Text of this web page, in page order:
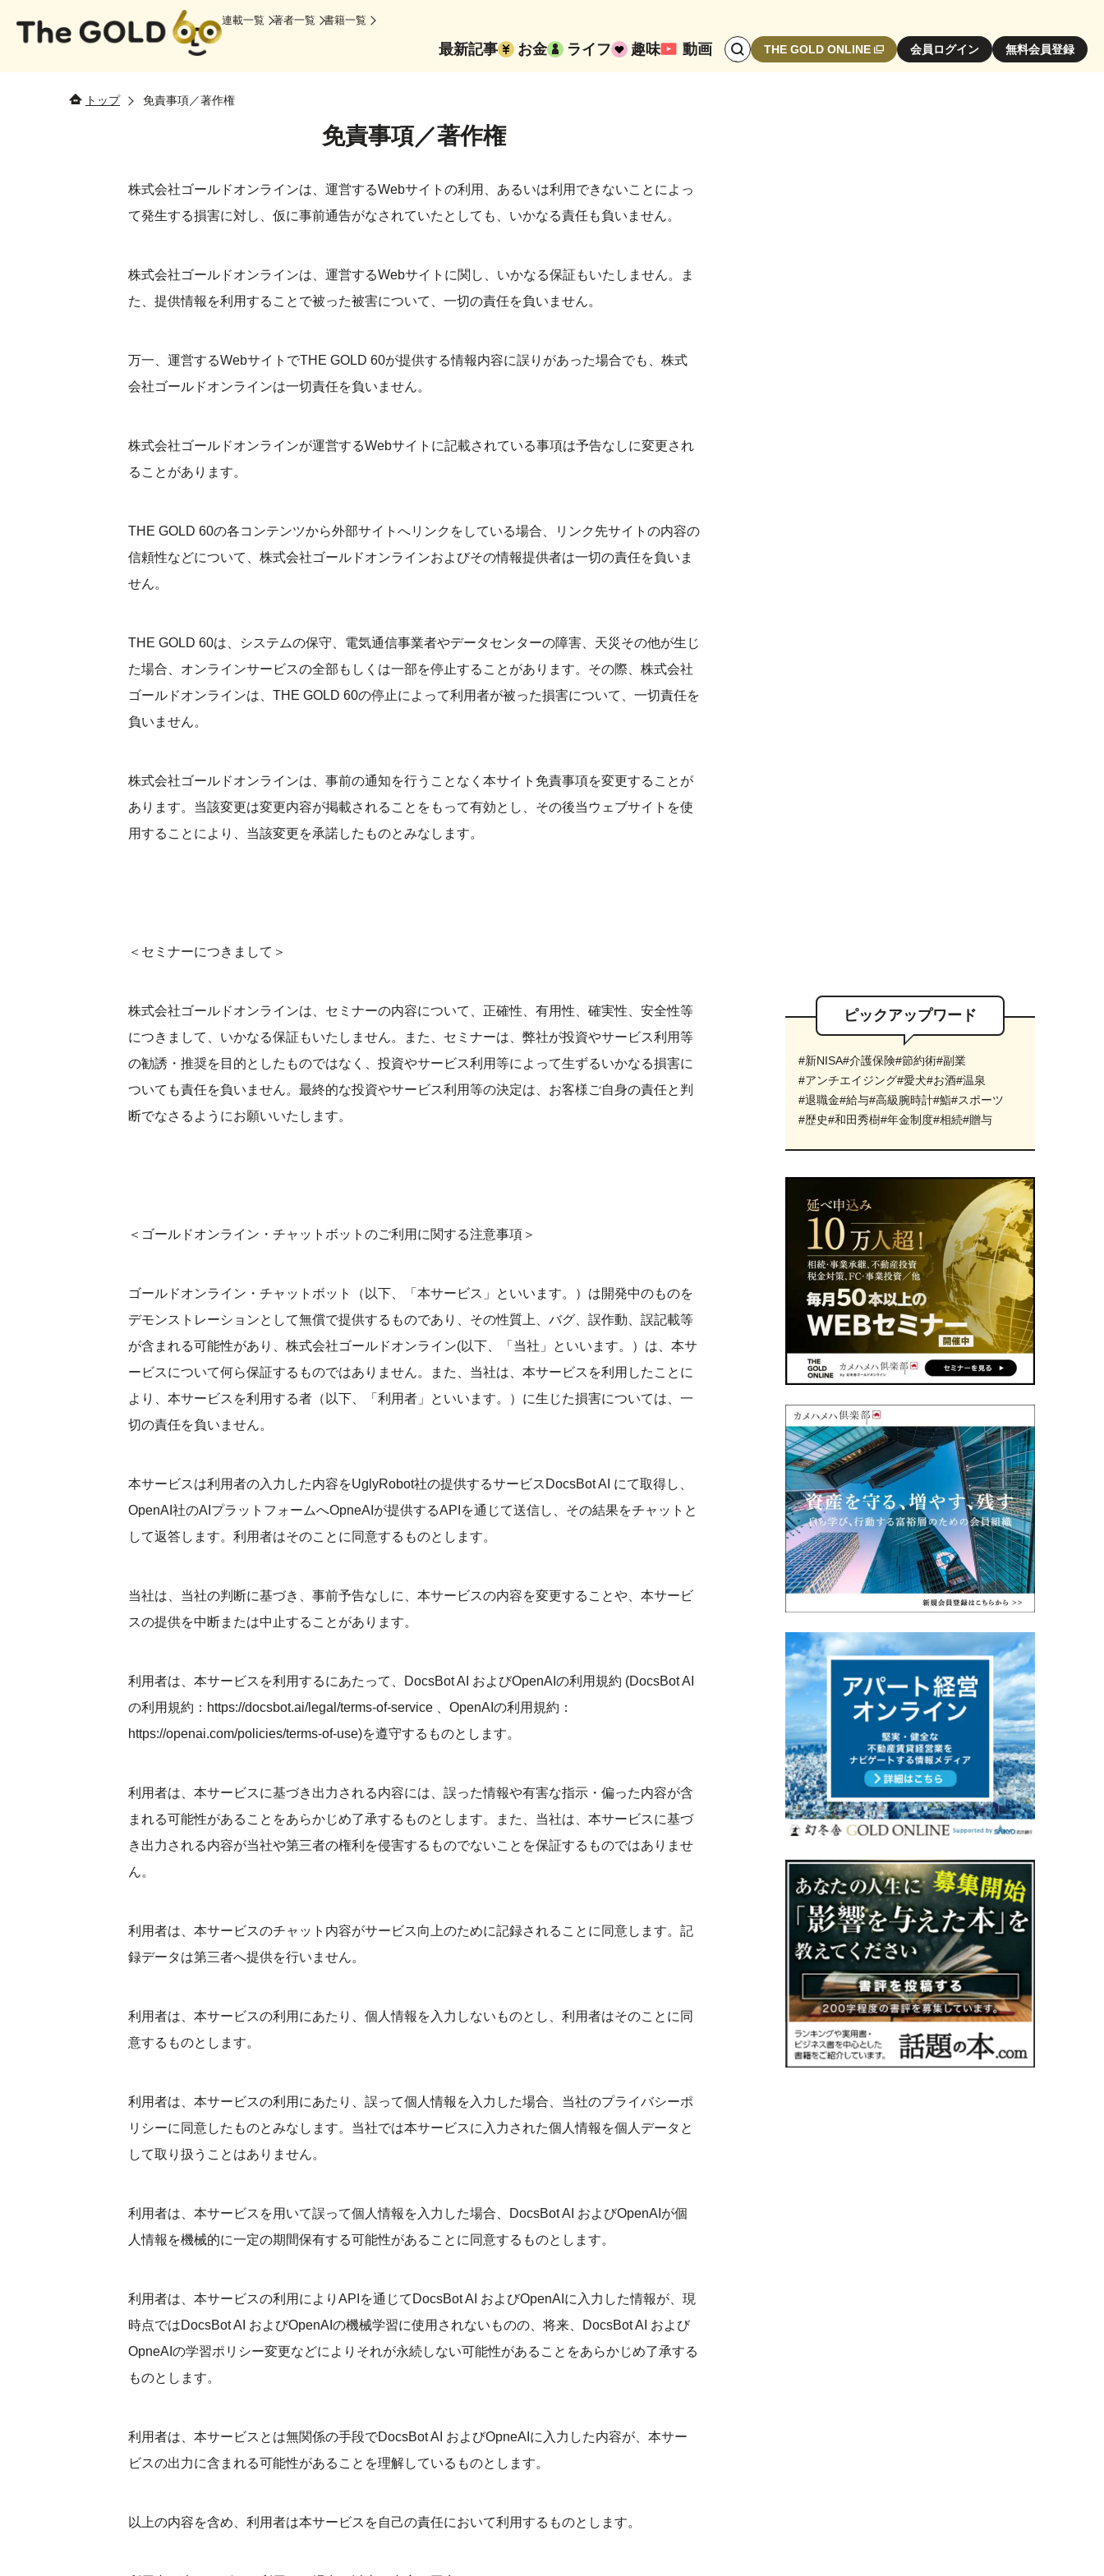
最新記事 お金 ライフ 趣味 動画
検
索
THE GOLD ONLINE 会員ログイン 無料会員登録
連載一覧 著者一覧 書籍一覧
トップ 免責事項／著作権
免責事項／著作権
株式会社ゴールドオンラインは、運営するWebサイトの利用、あるいは利用できないことによっ
て発生する損害に対し、仮に事前通告がなされていたとしても、いかなる責任も負いません。
株式会社ゴールドオンラインは、運営するWebサイトに関し、いかなる保証もいたしません。ま
た、提供情報を利用することで被った被害について、一切の責任を負いません。
万一、運営するWebサイトでTHE GOLD 60が提供する情報内容に誤りがあった場合でも、株式
会社ゴールドオンラインは一切責任を負いません。
株式会社ゴールドオンラインが運営するWebサイトに記載されている事項は予告なしに変更され
ることがあります。
THE GOLD 60の各コンテンツから外部サイトへリンクをしている場合、リンク先サイトの内容の
信頼性などについて、株式会社ゴールドオンラインおよびその情報提供者は一切の責任を負いま
せん。
THE GOLD 60は、システムの保守、電気通信事業者やデータセンターの障害、天災その他が生じ
た場合、オンラインサービスの全部もしくは一部を停止することがあります。その際、株式会社
ゴールドオンラインは、THE GOLD 60の停止によって利用者が被った損害について、一切責任を
負いません。
株式会社ゴールドオンラインは、事前の通知を行うことなく本サイト免責事項を変更することが
あります。当該変更は変更内容が掲載されることをもって有効とし、その後当ウェブサイトを使
用することにより、当該変更を承諾したものとみなします。
＜セミナーにつきまして＞
株式会社ゴールドオンラインは、セミナーの内容について、正確性、有用性、確実性、安全性等
につきまして、いかなる保証もいたしません。また、セミナーは、弊社が投資やサービス利用等
の勧誘・推奨を目的としたものではなく、投資やサービス利用等によって生ずるいかなる損害に
ついても責任を負いません。最終的な投資やサービス利用等の決定は、お客様ご自身の責任と判
断でなさるようにお願いいたします。
＜ゴールドオンライン・チャットボットのご利用に関する注意事項＞
ゴールドオンライン・チャットボット（以下、「本サービス」といいます。）は開発中のものを
デモンストレーションとして無償で提供するものであり、その性質上、バグ、誤作動、誤記載等
が含まれる可能性があり、株式会社ゴールドオンライン(以下、「当社」といいます。）は、本サ
ービスについて何ら保証するものではありません。また、当社は、本サービスを利用したことに
より、本サービスを利用する者（以下、「利用者」といいます。）に生じた損害については、一
切の責任を負いません。
本サービスは利用者の入力した内容をUglyRobot社の提供するサービスDocsBot AI にて取得し、
OpenAI社のAIプラットフォームへOpneAIが提供するAPIを通じて送信し、その結果をチャットと
して返答します。利用者はそのことに同意するものとします。
当社は、当社の判断に基づき、事前予告なしに、本サービスの内容を変更することや、本サービ
スの提供を中断または中止することがあります。
利用者は、本サービスを利用するにあたって、DocsBot AI およびOpenAIの利用規約 (DocsBot AI
の利用規約：https://docsbot.ai/legal/terms-of-service 、OpenAIの利用規約：
https://openai.com/policies/terms-of-use)を遵守するものとします。
利用者は、本サービスに基づき出力される内容には、誤った情報や有害な指示・偏った内容が含
まれる可能性があることをあらかじめ了承するものとします。また、当社は、本サービスに基づ
き出力される内容が当社や第三者の権利を侵害するものでないことを保証するものではありませ
ん。
利用者は、本サービスのチャット内容がサービス向上のために記録されることに同意します。記
録データは第三者へ提供を行いません。
利用者は、本サービスの利用にあたり、個人情報を入力しないものとし、利用者はそのことに同
意するものとします。
利用者は、本サービスの利用にあたり、誤って個人情報を入力した場合、当社のプライバシーポ
リシーに同意したものとみなします。当社では本サービスに入力された個人情報を個人データと
して取り扱うことはありません。
利用者は、本サービスを用いて誤って個人情報を入力した場合、DocsBot AI およびOpenAIが個
人情報を機械的に一定の期間保有する可能性があることに同意するものとします。
利用者は、本サービスの利用によりAPIを通じてDocsBot AI およびOpenAIに入力した情報が、現
時点ではDocsBot AI およびOpenAIの機械学習に使用されないものの、将来、DocsBot AI および
OpneAIの学習ポリシー変更などによりそれが永続しない可能性があることをあらかじめ了承する
ものとします。
利用者は、本サービスとは無関係の手段でDocsBot AI およびOpneAIに入力した内容が、本サー
ビスの出力に含まれる可能性があることを理解しているものとします。
以上の内容を含め、利用者は本サービスを自己の責任において利用するものとします。
ピックアップワード
#新NISA#介護保険#節約術#副業
#アンチエイジング#愛犬#お酒#温泉
#退職金#給与#高級腕時計#鮨#スポーツ
#歴史#和田秀樹#年金制度#相続#贈与